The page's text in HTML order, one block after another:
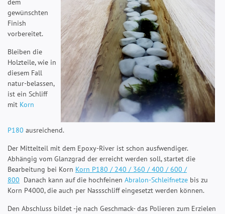
dem
gewünschten
Finish
vorbereitet.
Bleiben die
Holzteile, wie in
diesem Fall
natur-belassen,
ist ein Schliff
mit Korn
P180 ausreichend.
Der Mittelteil mit dem Epoxy-River ist schon ausfwendiger.
Abhängig vom Glanzgrad der erreicht werden soll, startet die
Bearbeitung bei Korn Korn P180 / 240 / 360 / 400 / 600 /
800 Danach kann auf die hochfeinen Abralon-Schleifnetze bis zu
Korn P4000, die auch per Nassschliff eingesetzt werden können.
Den Abschluss bildet -je nach Geschmack- das Polieren zum Erzielen